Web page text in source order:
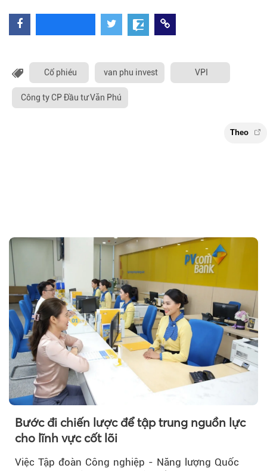
Cổ phiéu van phu invest VPI
Công ty CP Đầu tư Văn Phú
Bước đi chiến lược để tập trung nguồn lực
cho lĩnh vực cốt lõi
Việc Tập đoàn Công nghiệp - Năng lượng Quốc